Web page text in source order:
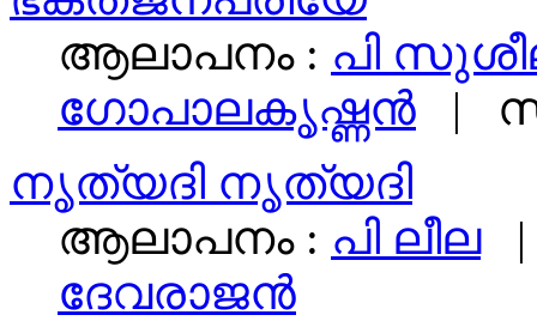
ആലാപനം : പി
ഗോപാലകൃഷ്ണന്‍ |
നൃത്യദി നൃത്യദി
ആലാപനം : പി ലീല|
ദേവരാജൻ